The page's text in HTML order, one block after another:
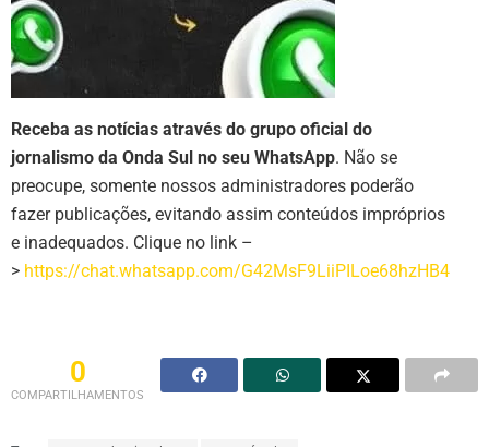
Receba as notícias através do grupo oficial do
jornalismo da Onda Sul no seu WhatsApp. Não se
preocupe, somente nossos administradores poderão
fazer publicações, evitando assim conteúdos impróprios
e inadequados. Clique no link –
> https://chat.whatsapp.com/G42MsF9LiiPILoe68hzHB4
0
COMPARTILHAMENTOS